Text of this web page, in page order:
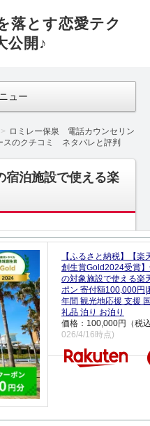
落とす恋愛テク
公開♪
ュー
ロミレー保泉 電話カウンセリン
スのクチコミ ネタバレと評判
宿泊施設で使える楽
【ふるさと納税】【楽
創生賞Gold2024受賞
の対象施設で使える楽
ポン 寄付額100,000円|
年間 観光地応援 支援
礼品 泊り お泊り
価格：100,000円（税
026/4/16時点)